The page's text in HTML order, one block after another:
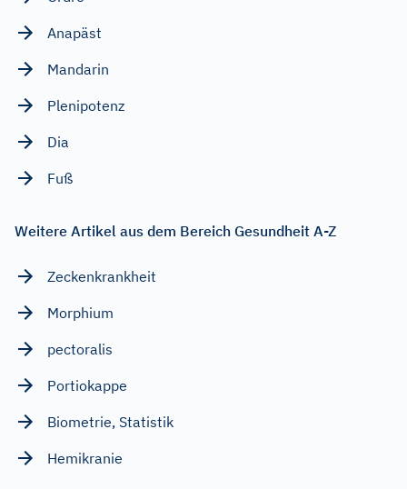
Anapäst
Mandarin
Plenipotenz
Dia
Fuß
Weitere Artikel aus dem Bereich Gesundheit A-Z
Zeckenkrankheit
Morphium
pectoralis
Portiokappe
Biometrie, Statistik
Hemikranie